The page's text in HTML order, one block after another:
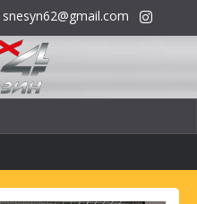
snesyn62@gmail.com